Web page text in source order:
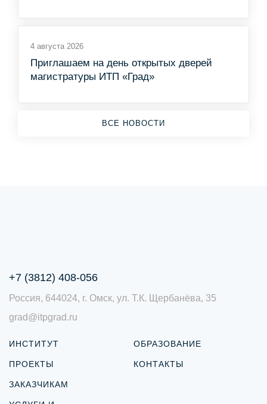
4 августа 2026
Приглашаем на день открытых дверей
магистратуры ИТП «Град»
ВСЕ НОВОСТИ
+7 (3812) 408-056
Россия, 644024, г. Омск, ул. Т.К. Щербанёва, 35
grad@itpgrad.ru
ИНСТИТУТ
ПРОЕКТЫ
ЗАКАЗЧИКАМ
ОБРАЗОВАНИЕ
КОНТАКТЫ